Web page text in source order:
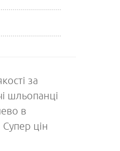
за
шльопанці
в
цін